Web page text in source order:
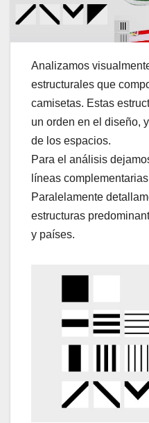
Analizamos
estructurales que
camisetas. Estas
un orden en el diseño,
de los espacios.
Para el análisis
líneas
Paralelamente
estructuras
y países.